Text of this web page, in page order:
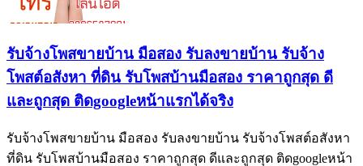
รับจ้างโพสขายบ้าน มือสอง รับลงขายบ้าน รับจ้าง
โพสต์อสังหา ที่ดิน รับโพสบ้านมือสอง ราคาถูกสุด ดี
และถูกสุด ติดgoogleหน้าแรกได้จริง
รับจ้างโพสขายบ้าน มือสอง รับลงขายบ้าน รับจ้างโพสต์อสังหา
ที่ดิน รับโพสบ้านมือสอง ราคาถูกสุด ดีและถูกสุด ติดgoogleหน้า